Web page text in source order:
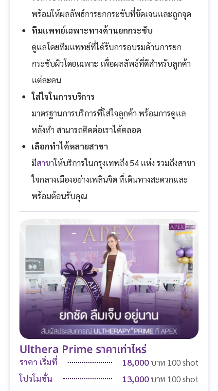
พร้อมให้ผลลัพธ์การยกกระชับที่ชัดเจนและถูกจุด
ทีมแพทย์เฉพาะทางด้านยกกระชับ
ดูแลโดยทีมแพทย์ที่ได้รับการอบรมด้านการยก
กระชับผิวโดยเฉพาะ เพื่อผลลัพธ์ที่ดีสำหรับลูกค้า
แต่ละคน
ใส่ใจในการบริการ
มาตรฐานการบริการที่ใส่ใจลูกค้า พร้อมการดูแล
หลังทำ สามารถติดต่อเราได้ตลอด
เลือกทำได้หลายสาขา
มีสาขาให้บริการในกรุงเทพถึง 54 แห่ง รวมถึงสาขา
ใจกลางเมืองอย่างเพลินจิต ที่เดินทางสะดวกและ
พร้อมต้อนรับคุณ
Ulthera Prime ราคาเท่าไหร่
ราคา เริ่มที่ 18,000บาท 100 shot
โปรโมชั่น
13,000บาท 100 shot